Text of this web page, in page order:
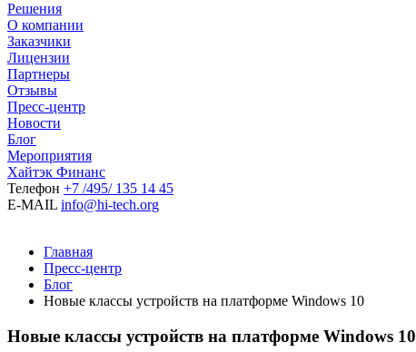
Решения
О компании
Заказчики
Лицензии
Партнеры
Отзывы
Пресс-центр
Новости
Блог
Мероприятия
Хайтэк Финанс
Телефон +7 /495/ 135 14 45
E-MAIL info@hi-tech.org
Главная
Пресс-центр
Блог
Новые классы устройств на платформе Windows 10
Новые классы устройств на платформе Windows 10